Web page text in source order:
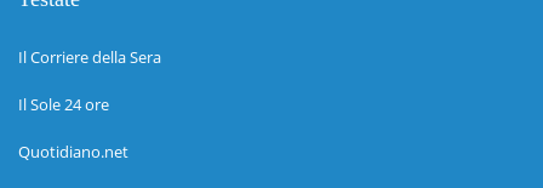
Il Corriere della Sera
Il Sole 24 ore
Quotidiano.net